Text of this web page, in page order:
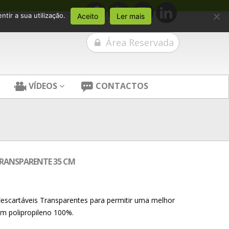
Área Reservada
VÍDEOS CONTACTOS
35 CM
Transparentes para permitir uma melhor
polipropileno 100%.
a sua utilização. Aceito Ler mais